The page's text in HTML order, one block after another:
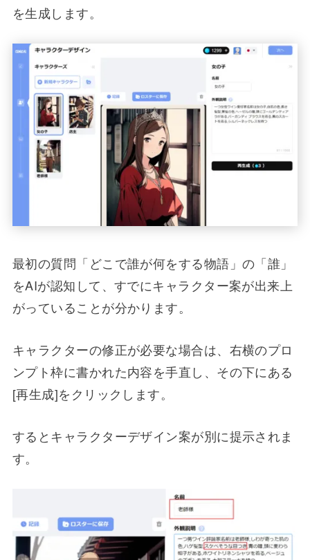
を生成します。
最初の質問「どこで誰が何をする物語」の「誰」
をAIが認知して、すでにキャラクター案が出来上
がっていることが分かります。
キャラクターの修正が必要な場合は、右横のプロ
ンプト枠に書かれた内容を手直し、その下にある
[再生成]をクリックします。
するとキャラクターデザイン案が別に提示されま
す。